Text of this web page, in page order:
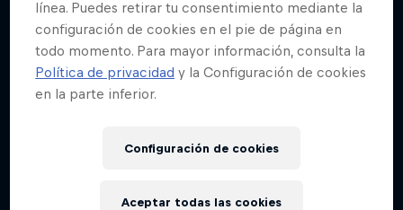
línea. Puedes retirar tu consentimiento mediante la
configuración de cookies en el pie de página en
todo momento. Para mayor información, consulta la
Política de privacidad y la Configuración de cookies
en la parte inferior.
Configuración de cookies
Aceptar todas las cookies